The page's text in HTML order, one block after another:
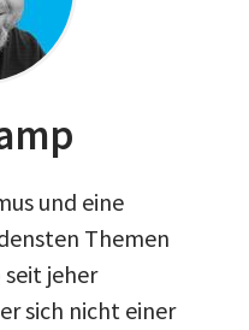
und eine
Themen
jeher
sich nicht einer